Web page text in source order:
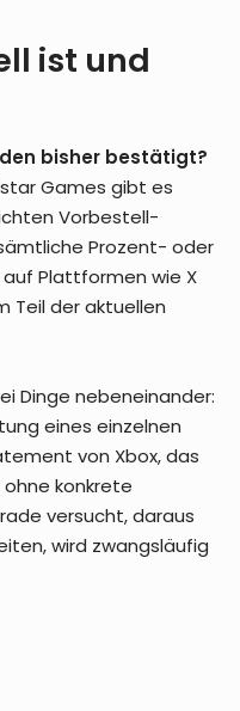
ist und
bisher bestätigt?
Games gibt es
Vorbestell-
Prozent- oder
Plattformen wie X
Teil der aktuellen
Dinge nebeneinander:
eines einzelnen
von Xbox, das
konkrete
versucht, daraus
wird zwangsläufig